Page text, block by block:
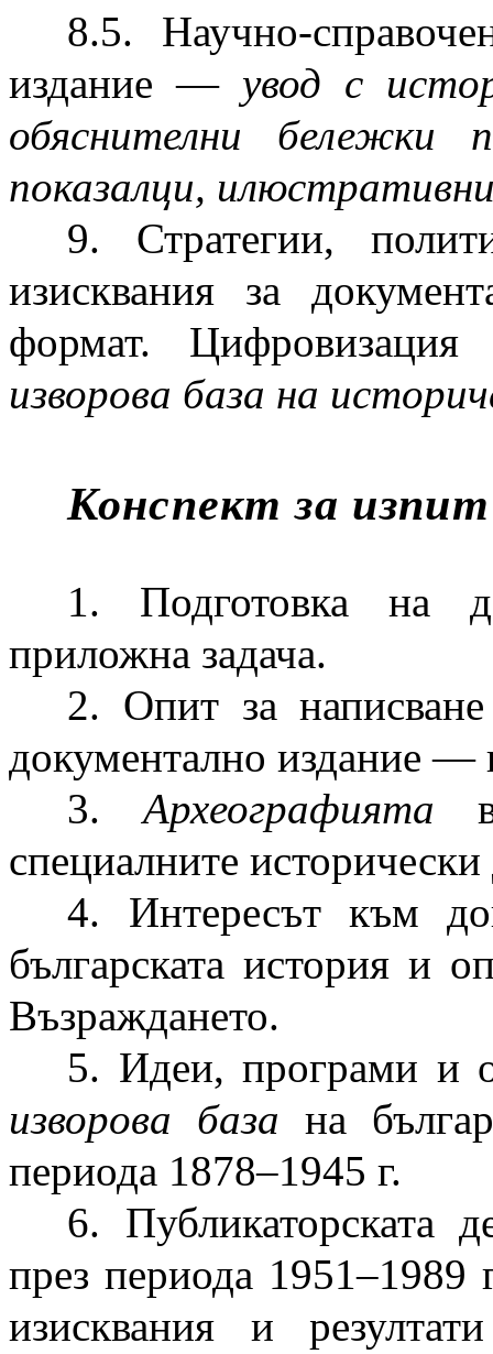
8.5. Научно-
издание —увод с
обяснителни
показалци,
9. Стратегии,
изисквания за
формат.
изворова база на
Конспект за изпит
1. Подготовка на
приложна задача.
2. Опит за
документално издание —
3.Археографията
специалните
4. Интересът към
българската история и
Възраждането.
5. Идеи, програми и
изворова база на
периода 1878–1945 г.
6. Публикаторската
през периода 1951–1989
изисквания и